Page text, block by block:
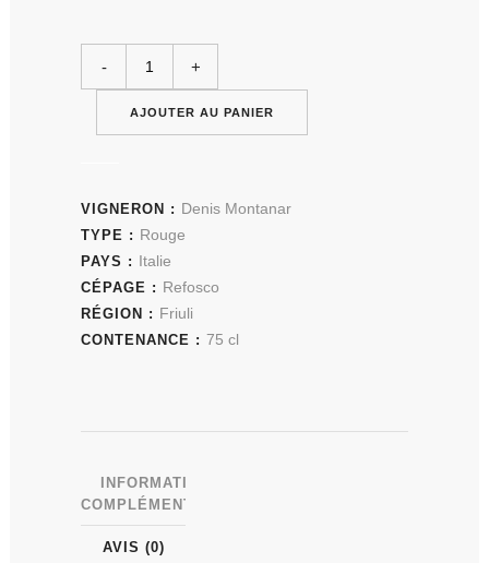
AJOUTER AU PANIER
VIGNERON : Denis Montanar
TYPE : Rouge
PAYS : Italie
CÉPAGE : Refosco
RÉGION : Friuli
CONTENANCE : 75 cl
INFORMATIONS
COMPLÉMENTAIRES
AVIS (0)